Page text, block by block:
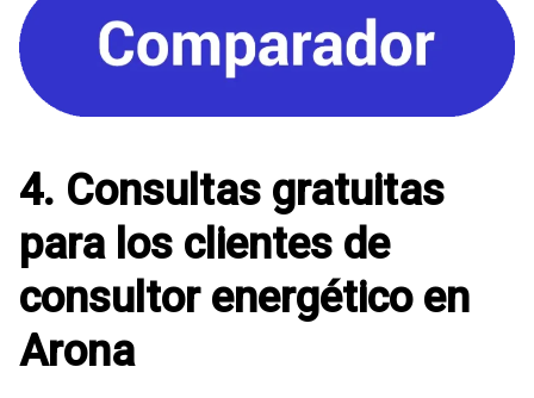
4. Consultas gratuitas
para los clientes de
consultor energético en
Arona